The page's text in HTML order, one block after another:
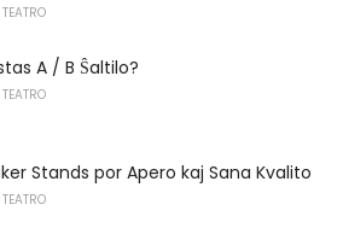
A / B Ŝaltilo?
Stands por Apero kaj Sana Kvalito